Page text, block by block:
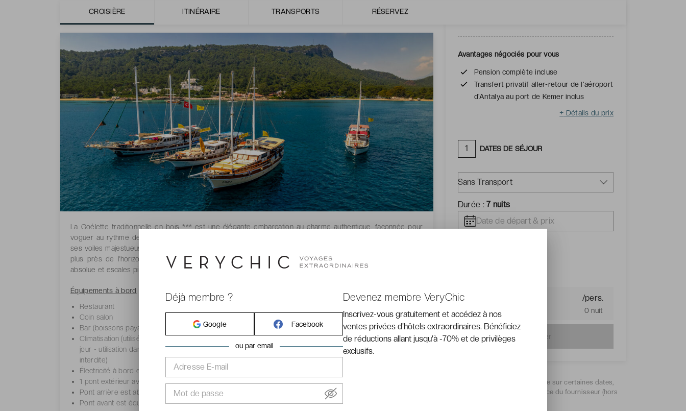
CROISIÈRE ITINÉRAIRE TRANSPORTS RÉSERVEZ
La Goélette traditionnelle en bois *** est une élégante embarcation au charme authentique, façonnée pour
voguer au rythme des vents et des marées. Ses cabines chaleureuses, son pont en teck baigné de soleil,
ses voiles majestueuses et ses espaces conviviaux invitent à une navigation douce et immersive, toujours au
plus près de l’horizon. À bord, on savoure l’art de la mer comme autrefois, entre moments de sérénité
absolue et escales pittoresques empreintes d’évasion.
Équipements à bord
Restaurant
Coin salon
Bar (boissons payantes)
Climatisation (utilisée de 4 à 6 heures maximum par
jour - utilisation dans les ports est strictement
interdite)
Électricité à bord est de 12 V
1 pont extérieur avec table conviviale
Pont arrière est abrité et est garni de coussins
Pont avant est équipé de matelas pour le farniente
Longueur : 22 - 27 mètres
Avantages négociés pour vous
Pension complète incluse
Transfert privatif aller-retour de l'aéroport
d'Antalya au port de Kemer inclus
+ Détails du prix
1 DATES DE SÉJOUR
Sans Transport
Durée :7 nuits
/pers.
0 nuit
Continuer
Réduction maximum négociée sur certaines dates,
calculée sur le prix de référence du fournisseur (hors
Déjà membre ?
Google Facebook
ou par email
Adresse E-mail
Mot de passe
Devenez membre VeryChic
Inscrivez-vous gratuitement et accédez à nos
ventes privées d'hôtels extraordinaires. Bénéficiez
de réductions allant jusqu'à -70% et de privilèges
exclusifs.